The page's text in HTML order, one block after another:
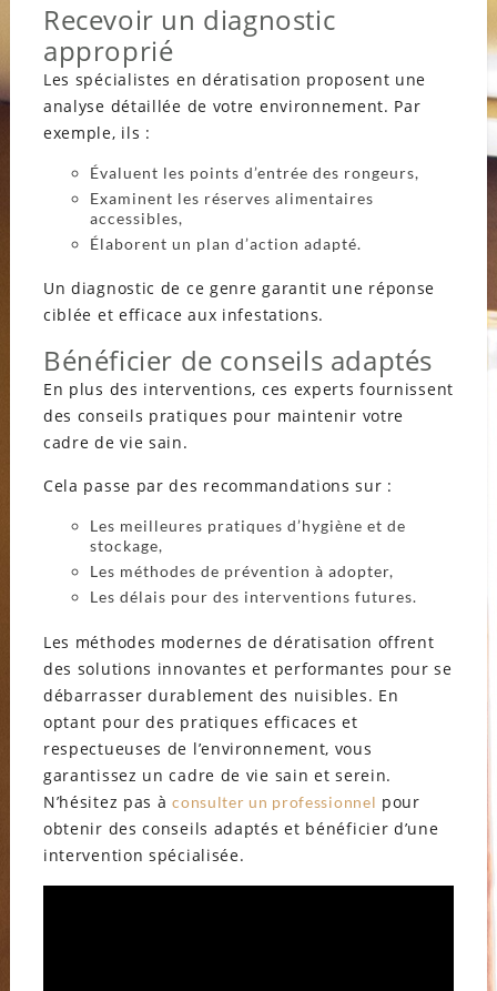
Recevoir un diagnostic
approprié
Les spécialistes en dératisation proposent une
analyse détaillée de votre environnement. Par
exemple, ils :
Évaluent les points d’entrée des rongeurs,
Examinent les réserves alimentaires
accessibles,
Élaborent un plan d’action adapté.
Un diagnostic de ce genre garantit une réponse
ciblée et efficace aux infestations.
Bénéficier de conseils adaptés
En plus des interventions, ces experts fournissent
des conseils pratiques pour maintenir votre
cadre de vie sain.
Cela passe par des recommandations sur :
Les meilleures pratiques d’hygiène et de
stockage,
Les méthodes de prévention à adopter,
Les délais pour des interventions futures.
Les méthodes modernes de dératisation offrent
des solutions innovantes et performantes pour se
débarrasser durablement des nuisibles. En
optant pour des pratiques efficaces et
respectueuses de l’environnement, vous
garantissez un cadre de vie sain et serein.
N’hésitez pas àconsulter un professionnel pour
obtenir des conseils adaptés et bénéficier d’une
intervention spécialisée.